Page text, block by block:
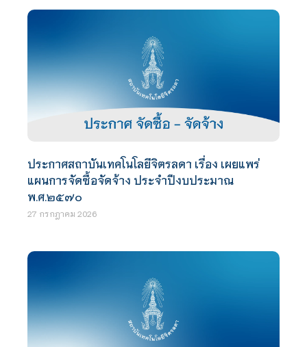
ประกาศสถาบันเทคโนโลยีจิตรลดา เรื่อง เผยแพร่
แผนการจัดซื้อจัดจ้าง ประจำปีงบประมาณ
พ.ศ.๒๕๗๐
27 กรกฎาคม 2026